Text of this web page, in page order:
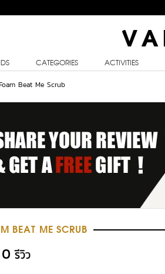
CATEGORIES ACTIVITIES
Beat Me Scrub
BEAT ME SCRUB
0 รีวิว